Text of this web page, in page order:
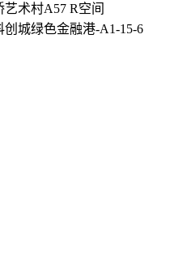
术村A57 R空间
城绿色金融港-A1-15-6